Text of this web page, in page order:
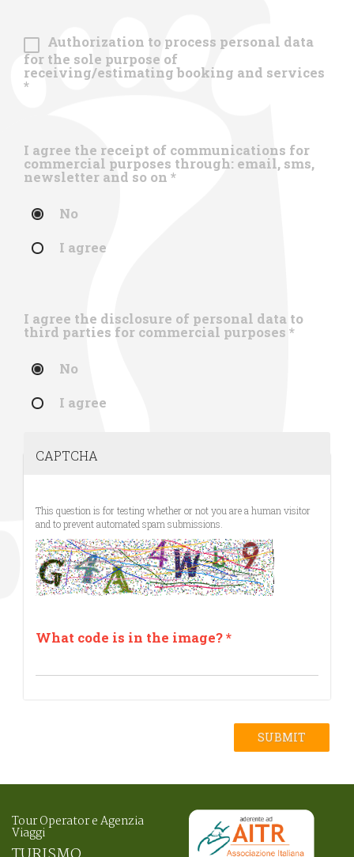
Authorization to process personal data
for the sole purpose of
receiving/estimating booking and services
*
I agree the receipt of communications for
commercial purposes through: email, sms,
newsletter and so on *
No
I agree
I agree the disclosure of personal data to
third parties for commercial purposes *
No
I agree
CAPTCHA
This question is for testing whether or not you are a human visitor
and to prevent automated spam submissions.
What code is in the image?*
SUBMIT
Tour Operator e Agenzia
Viaggi